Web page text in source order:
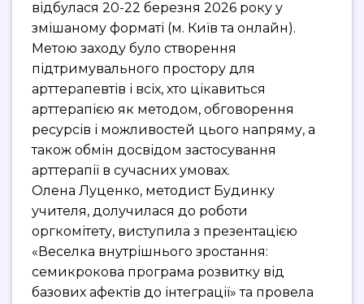
відбулася 20-22 березня 2026 року у
змішаному форматі (м. Київ та онлайн).
Метою заходу було створення
підтримувального простору для
арттерапевтів і всіх, хто цікавиться
арттерапією як методом, обговорення
ресурсів і можливостей цього напряму, а
також обмін досвідом застосування
арттерапії в сучасних умовах.
Олена Луценко, методист Будинку
учителя, долучилася до роботи
оргкомітету, виступила з презентацією
«Веселка внутрішнього зростання:
семикрокова програма розвитку від
базових афектів до інтеграції» та провела